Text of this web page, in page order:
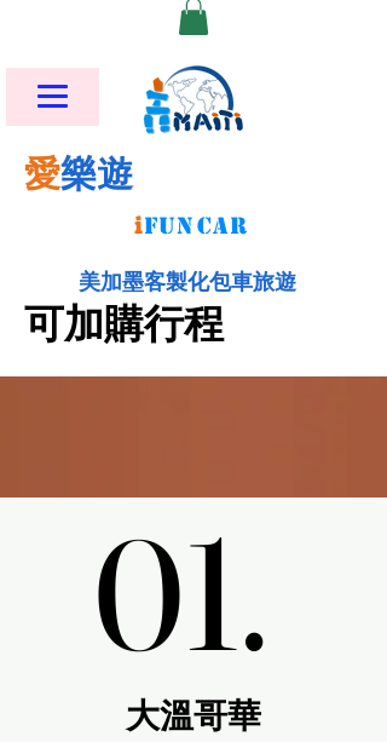
愛樂遊
iFUNCAR
美加墨客製化包車旅遊
可加購行程
01.
01.
大溫哥華